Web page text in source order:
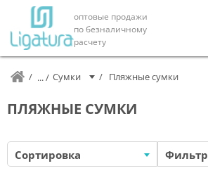
оптовые продажи
по безналичному
расчету
Сумки Пляжные сумки
ПЛЯЖНЫЕ СУМКИ
Сортировка Фильтр